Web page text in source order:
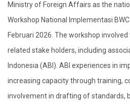
Ministry of Foreign Affairs as the
Workshop National Implementasi
Februari 2026. The workshop
related stake holders, including
Indonesia (ABI). ABI experiences in
increasing capacity through training,
involvement in drafting of standards,